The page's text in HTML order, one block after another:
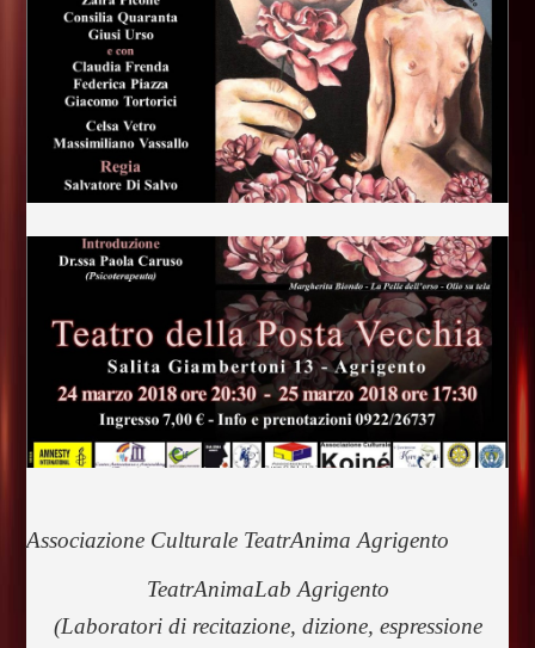
Associazione Culturale TeatrAnima Agrigento
TeatrAnimaLab Agrigento
(Laboratori di recitazione, dizione, espressione